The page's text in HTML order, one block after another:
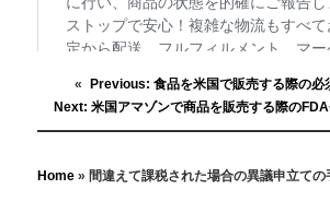
« Previous: 食品を米国で販売する際の必
Next: 米国アマゾンで商品を販売する際の
Home» 間違えて課税された場合の異議申立ての